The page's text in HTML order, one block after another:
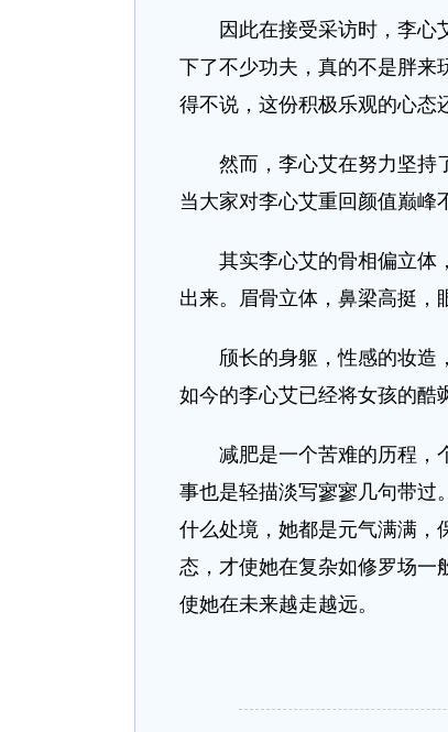
因此在接受采访时，李心艾
下了不少功夫，真的不是胖来
得不说，这份积极乐观的心态
然而，李心艾在努力坚持了
当大家对李心艾重回颜值巅峰
其实李心艾的骨相偏立体，
出来。眉骨立体，鼻梁高挺，
颀长的身躯，性感的妆造，
如今的李心艾已经将女孩的酷
减肥是一个苦难的历程，个
事也是轻描淡写寥寥几句带过
什么处境，她都是元气满满，
态，才使她在复杂如修罗场一
使她在未来越走越远。